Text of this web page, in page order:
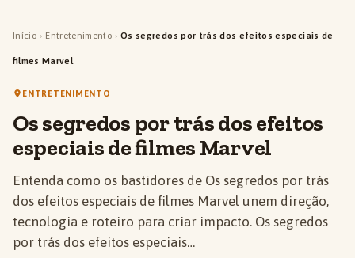
Início › Entretenimento › Os segredos por trás dos efeitos especiais de
filmes Marvel
ENTRETENIMENTO
Os segredos por trás dos efeitos
especiais de filmes Marvel
Entenda como os bastidores de Os segredos por trás
dos efeitos especiais de filmes Marvel unem direção,
tecnologia e roteiro para criar impacto. Os segredos
por trás dos efeitos especiais…